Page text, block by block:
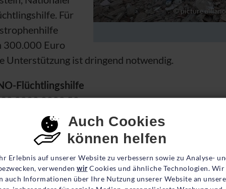
Einstellungen
Auch Cookies
können helfen
Erlebnis auf unserer Website zu verbessern sowie zu Analyse-
verwenden wirCookies und ähnliche Technologien. Wir
auch Informationen über Ihre Nutzung unserer Website an unsere
© picture
Für
300.000 Euro
Unterstützung ist dringend notwendig.
-Flüchtlingshilfe
0020 0088 50
( UNHCR) ist vor Ort im Einsatz, um die am
und zu schützen, und ist bereit, im Verlauf der
Nothilfe und Schutzmaßnahmen auszuweiten.